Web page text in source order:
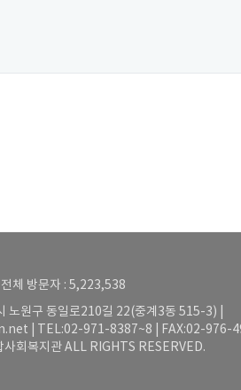
방문자 : 5,223,538
노원구 동일로210길 22(중계3동 515-3) |
| TEL:02-971-8387~8 | FAX:02-976-
회복지관 ALL RIGHTS RESERVED.